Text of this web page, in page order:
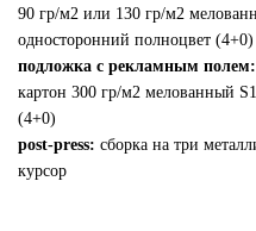
90 гр/м2 или 130 гр/м2
односторонний полноцвет (4+0)
подложка с рекламным полем:
картон 300 гр/м2 мелованный
(4+0)
post-press: сборка на три
курсор